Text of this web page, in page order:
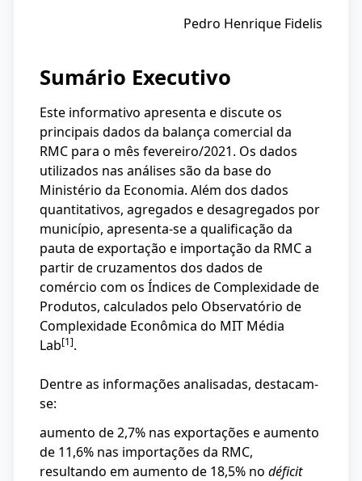
Pedro Henrique Fidelis
Sumário Executivo
Este informativo apresenta e discute os
principais dados da balança comercial da
RMC para o mês fevereiro/2021. Os dados
utilizados nas análises são da base do
Ministério da Economia. Além dos dados
quantitativos, agregados e desagregados por
município, apresenta-se a qualificação da
pauta de exportação e importação da RMC a
partir de cruzamentos dos dados de
comércio com os Índices de Complexidade de
Produtos, calculados pelo Observatório de
Complexidade Econômica do MIT Média
Lab[1].
Dentre as informações analisadas, destacam-
se:
aumento de 2,7% nas exportações e aumento
de 11,6% nas importações da RMC,
resultando em aumento de 18,5% no déficit